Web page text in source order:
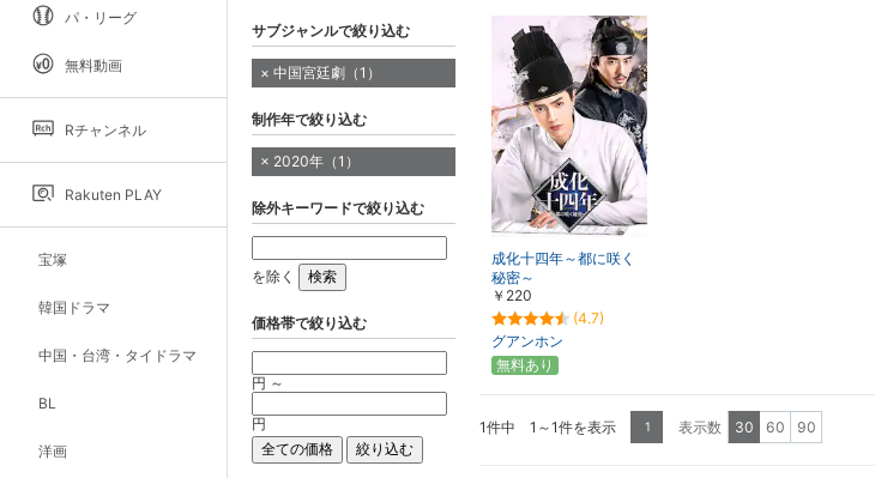
パ・リーグ
無料動画
Rチャンネル
Rakuten PLAY
宝塚
韓国ドラマ
中国・台湾・タイドラマ
BL
洋画
成化十四年～都に咲く
秘密～
￥220
(4.7)
グアンホン
無料あり
1件中 1～1件を表示 1 表示数 30 60 90
サブジャンルで絞り込む
中国宮廷劇（1）
制作年で絞り込む
2020年（1）
除外キーワードで絞り込む
を除く
価格帯で絞り込む
円 ～
円